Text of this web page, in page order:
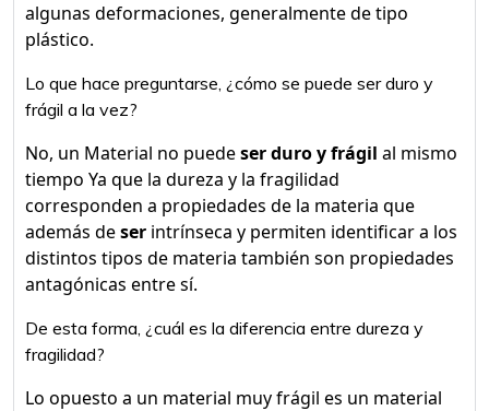
algunas deformaciones, generalmente de tipo
plástico.
Lo que hace preguntarse, ¿cómo se puede ser duro y
frágil a la vez?
No, un Material no puedeser duro y frágil al mismo
tiempo Ya que la dureza y la fragilidad
corresponden a propiedades de la materia que
además deser intrínseca y permiten identificar a los
distintos tipos de materia también son propiedades
antagónicas entre sí.
De esta forma, ¿cuál es la diferencia entre dureza y
fragilidad?
Lo opuesto a un material muy frágil es un material